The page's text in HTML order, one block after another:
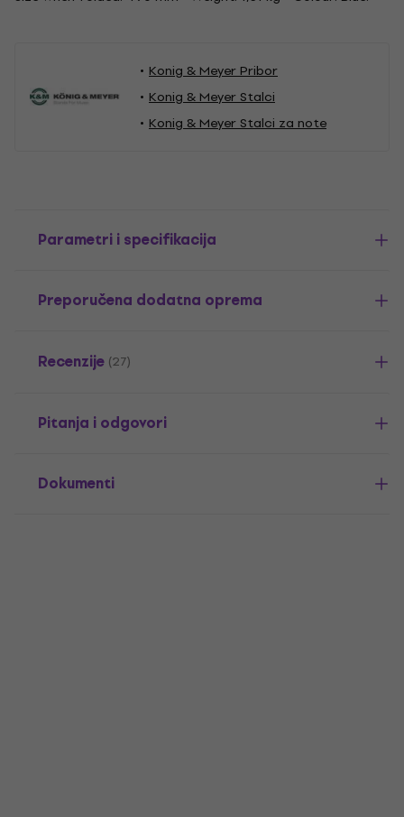
Konig & Meyer Pribor
Konig & Meyer Stalci
Konig & Meyer Stalci za note
Parametri i specifikacija
Preporučena dodatna oprema
Recenzije (27)
Pitanja i odgovori
Dokumenti